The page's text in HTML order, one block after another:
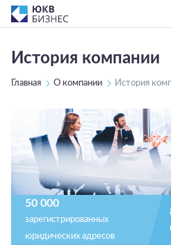
История компании
Главная О компании История
50 000
зарегистрированных
юридических адресов